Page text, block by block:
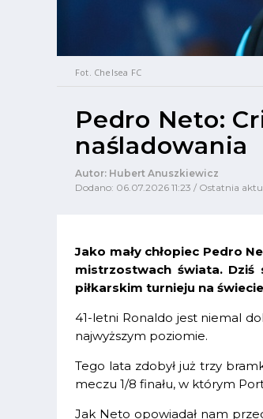
Fot. Chelsea FC
Pedro Neto:
naśladowania
Autor: Hubert Anuszkiewicz
Dodano: 06.07.2026 11:23 / Ostatnia
Jako mały chłopiec Pedro
mistrzostwach świata. Dziś
piłkarskim turnieju na
41-letni Ronaldo jest niemal
najwyższym poziomie.
Tego lata zdobył już trzy
meczu 1/8 finału, w którym
Jak Neto opowiadał nam